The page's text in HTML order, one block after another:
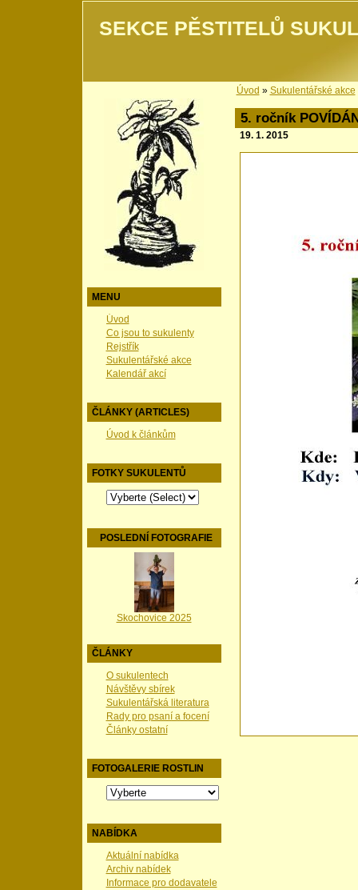
SEKCE PĚSTITELŮ
MENU
Úvod
Co jsou to sukulenty
Rejstřík
Sukulentářské akce
Kalendář akcí
ČLÁNKY (ARTICLES)
Úvod k článkům
FOTKY SUKULENTŮ
POSLEDNÍ FOTOGRAFIE
Skochovice 2025
ČLÁNKY
O sukulentech
Návštěvy sbírek
Sukulentářská literatura
Rady pro psaní a focení
Články ostatní
FOTOGALERIE ROSTLIN
NABÍDKA
Aktuální nabídka
Archiv nabídek
Informace pro dodavatele
Úvod » Sukulentářské akce
5. ročník
19. 1. 2015